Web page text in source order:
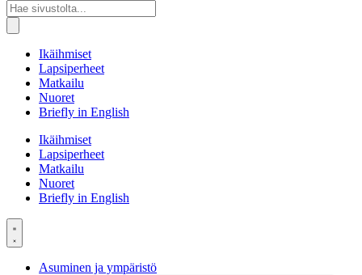
Ikäihmiset
Lapsiperheet
Matkailu
Nuoret
Briefly in English
Ikäihmiset
Lapsiperheet
Matkailu
Nuoret
Briefly in English
Asuminen ja ympäristö